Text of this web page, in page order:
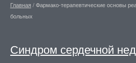
Главная /Фармако-терапевтические основы
больных
Синдром сердечной